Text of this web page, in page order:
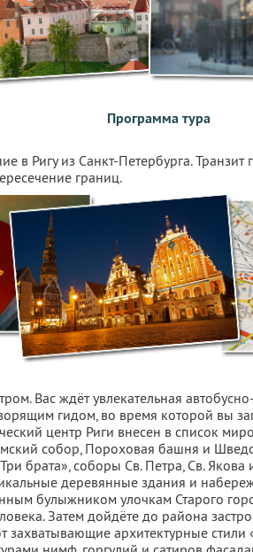
Программа тура
в Ригу из Санкт-Петербурга.
границ.
Вас ждёт увлекательная
гидом, во время которой вы
центр Риги внесен в список
собор, Пороховая башня и
брата», соборы Св. Петра, Св.
деревянные здания и
булыжником улочкам Старого
Затем дойдёте до района
захватывающие архитектурные